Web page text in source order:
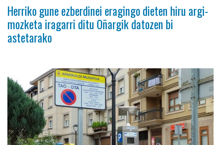
Herriko gune ezberdinei eragingo dieten hiru argi-
mozketa iragarri ditu Oñargik datozen bi
astetarako